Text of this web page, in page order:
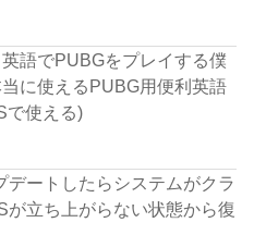
語でPUBGをプレイする僕
に使えるPUBG用便利英語
で使える)
デートしたらシステムがクラ
が立ち上がらない状態から復